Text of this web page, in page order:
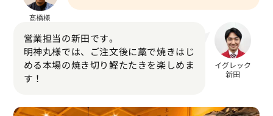
営業担当の新田です。
明神丸様では、ご注文後に藁で焼きはじ
める本場の焼き切り鰹たたきを楽しめま
す！